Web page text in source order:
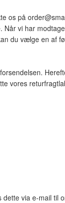
os på
vi har
du vælge en af
vores
via e-mail til